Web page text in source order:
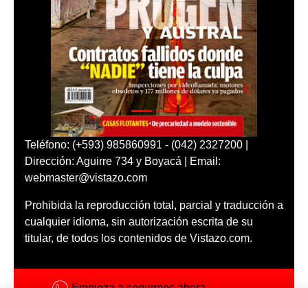
Teléfono: (+593) 985860991 - (042) 2327200 |
Dirección: Aguirre 734 y Boyacá | Email:
webmaster@vistazo.com
Prohibida la reproducción total, parcial y traducción a
cualquier idioma, sin autorización escrita de su
titular, de todos los contenidos de Vistazo.com.